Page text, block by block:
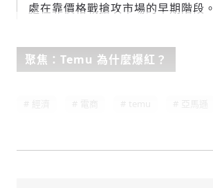
處在靠價格戰搶攻市場的早期階段。
聚焦：Temu 為什麼爆紅？